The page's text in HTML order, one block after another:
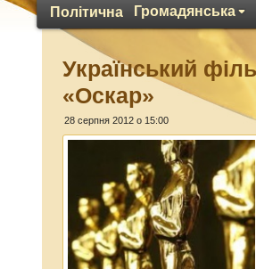
Політична Громадянська
Український
«Оскар»
28 серпня 2012 о 15:00